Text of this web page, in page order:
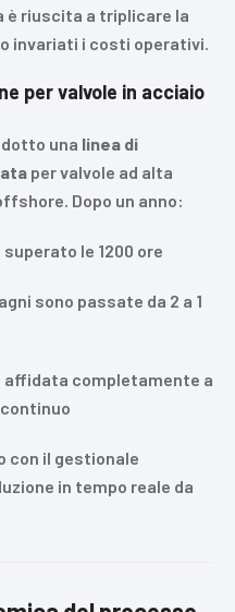
è riuscita a triplicare la
invariati i costi operativi.
per valvole in acciaio
una linea di
per valvole ad alta
Dopo un anno:
superato le 1200 ore
sono passate da 2 a 1
completamente a
con il gestionale
in tempo reale da